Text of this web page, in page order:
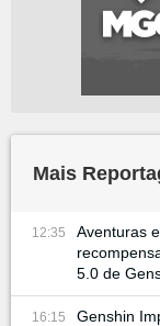
Mais
12:35
Aventuras
5.0 de
16:15 Genshin